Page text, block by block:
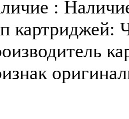
:
картриджей: